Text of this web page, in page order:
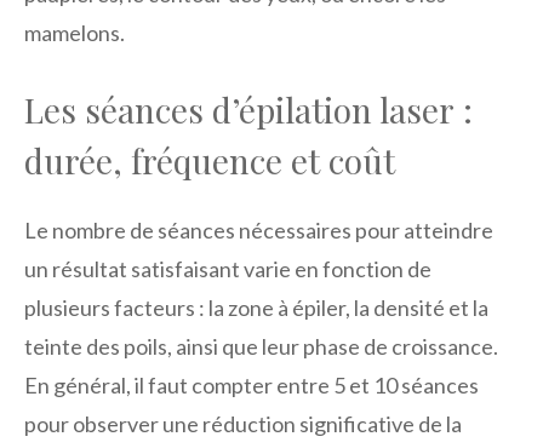
mamelons.
Les séances d’épilation laser :
durée, fréquence et coût
Le nombre de séances nécessaires pour atteindre
un résultat satisfaisant varie en fonction de
plusieurs facteurs : la zone à épiler, la densité et la
teinte des poils, ainsi que leur phase de croissance.
En général, il faut compter entre 5 et 10 séances
pour observer une réduction significative de la